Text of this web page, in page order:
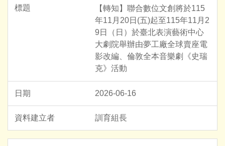
【轉知】聯合數位文創將於115
年11月20日(五)起至115年11月2
9日（日）於臺北表演藝術中心
大劇院舉辦由夢工廠全球賣座電
影改編、倫敦全本音樂劇《史瑞
克》活動
2026-06-16
訓育組長